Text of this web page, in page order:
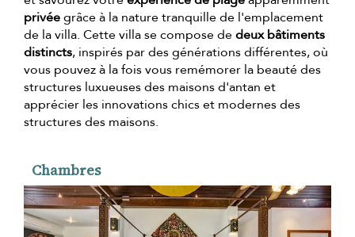
privéegrâce à la nature tranquille de l'emplacement
de la villa. Cette villa se compose dedeux bâtiments
distincts, inspirés par des générations différentes, où
vous pouvez à la fois vous remémorer la beauté des
structures luxueuses des maisons d'antan et
apprécier les innovations chics et modernes des
structures des maisons.
Chambres